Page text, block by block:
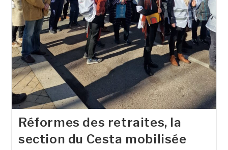
Réformes des retraites, la
section du Cesta mobilisée